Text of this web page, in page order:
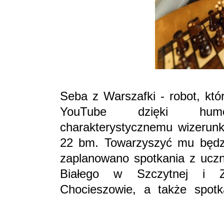
Seba z Warszafki - robot,
YouTube dzięki
charakterystycznemu
22 bm. Towarzyszyć mu
zaplanowano spotkania z
Białego w Szczytnej i
Chocieszowie, a także